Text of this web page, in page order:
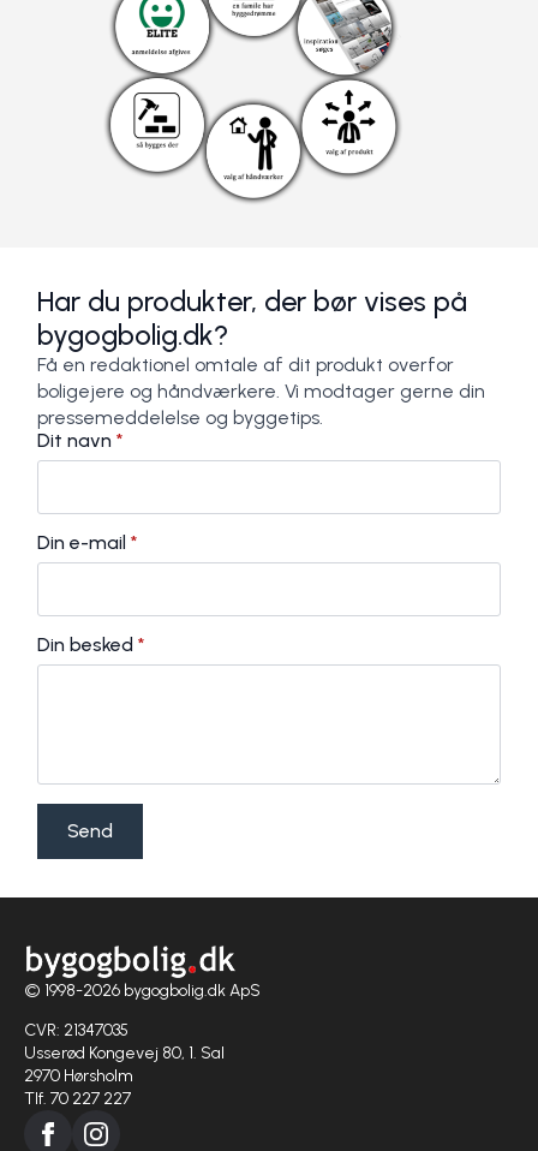
Har du produkter, der bør vises på
bygogbolig.dk?
Få en redaktionel omtale af dit produkt overfor
boligejere og håndværkere. Vi modtager gerne din
pressemeddelelse og byggetips.
Dit navn *
Din e-mail *
Din besked *
Send
© 1998-2026 bygogbolig.dk ApS
CVR: 21347035
Usserød Kongevej 80, 1. Sal
2970 Hørsholm
Tlf. 70 227 227